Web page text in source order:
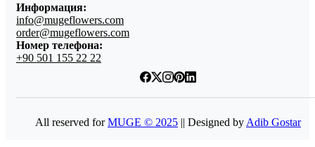
Информация:
info@mugeflowers.com
order@mugeflowers.com
Номер телефона:
+90 501 155 22 22
All reserved forMUGE © 2025 || Designed by Adib Gostar